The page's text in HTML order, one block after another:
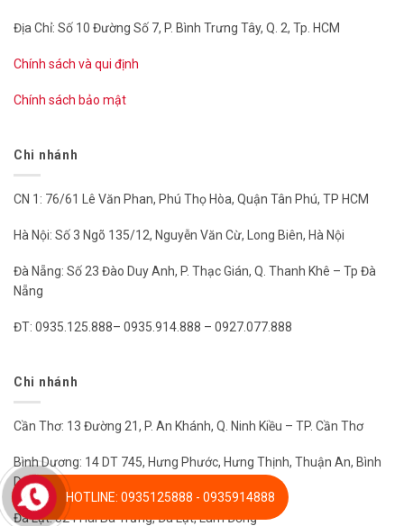
Địa Chỉ: Số 10 Đường Số 7, P. Bình Trưng Tây, Q. 2, Tp. HCM
Chính sách và qui định
Chính sách bảo mật
Chi nhánh
CN 1: 76/61 Lê Văn Phan, Phú Thọ Hòa, Quận Tân Phú, TP HCM
Hà Nội: Số 3 Ngõ 135/12, Nguyễn Văn Cừ, Long Biên, Hà Nội
Đà Nẵng: Số 23 Đào Duy Anh, P. Thạc Gián, Q. Thanh Khê – Tp Đà
Nẵng
ĐT: 0935.125.888– 0935.914.888 – 0927.077.888
Chi nhánh
Cần Thơ: 13 Đường 21, P. An Khánh, Q. Ninh Kiều – TP. Cần Thơ
Bình Dương: 14 DT 745, Hưng Phước, Hưng Thịnh, Thuận An, Bình
Dương
Đà Lạt: 324 Hai Bà Trưng, Đà Lạt, Lâm Đồng
HOTLINE: 0935125888 - 0935914888